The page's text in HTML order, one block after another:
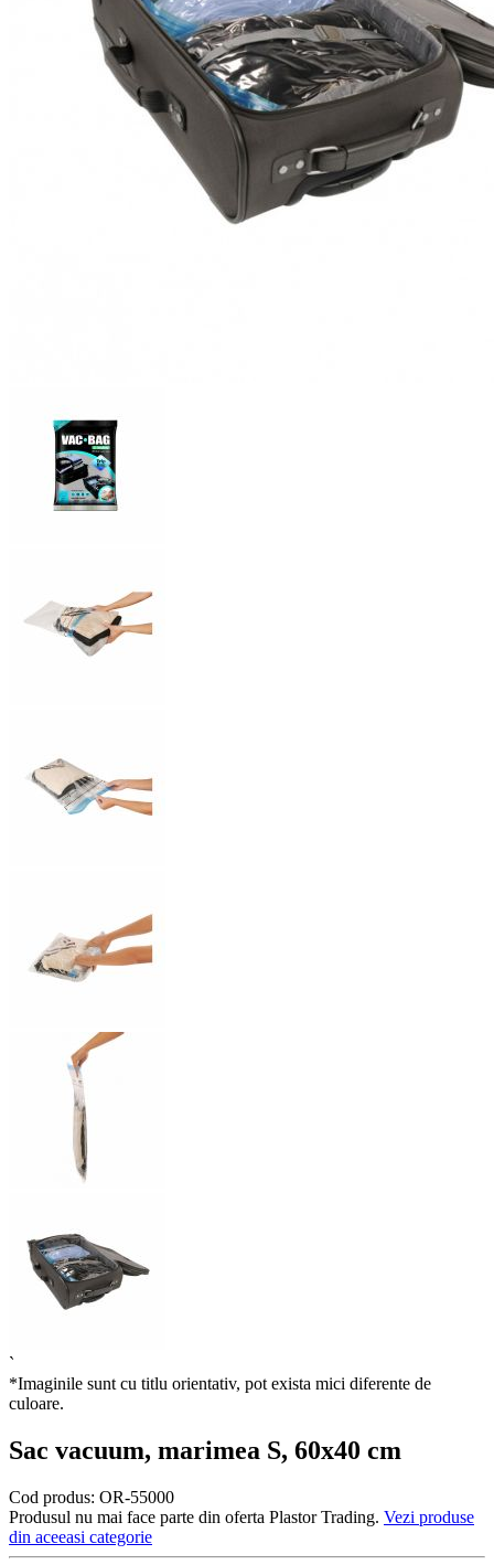
`
*Imaginile sunt cu titlu orientativ, pot exista mici diferente de
culoare.
Sac vacuum, marimea S, 60x40 cm
Cod produs: OR-55000
Produsul nu mai face parte din oferta Plastor Trading. Vezi produse
din aceeasi categorie